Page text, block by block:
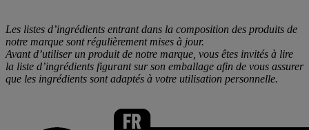
Les listes d’ingrédients entrant dans la composition des produits de
notre marque sont régulièrement mises à jour.
Avant d’utiliser un produit de notre marque, vous êtes invités à lire
la liste d’ingrédients figurant sur son emballage afin de vous assurer
que les ingrédients sont adaptés à votre utilisation personnelle.